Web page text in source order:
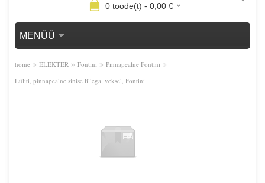
0toode(t) - 0,00€
MENÜÜ
home » ELEKTER » Fontini » Pinnapealne Fontini »
Lüliti, pinnapealne sinise lillega, veksel, Fontini